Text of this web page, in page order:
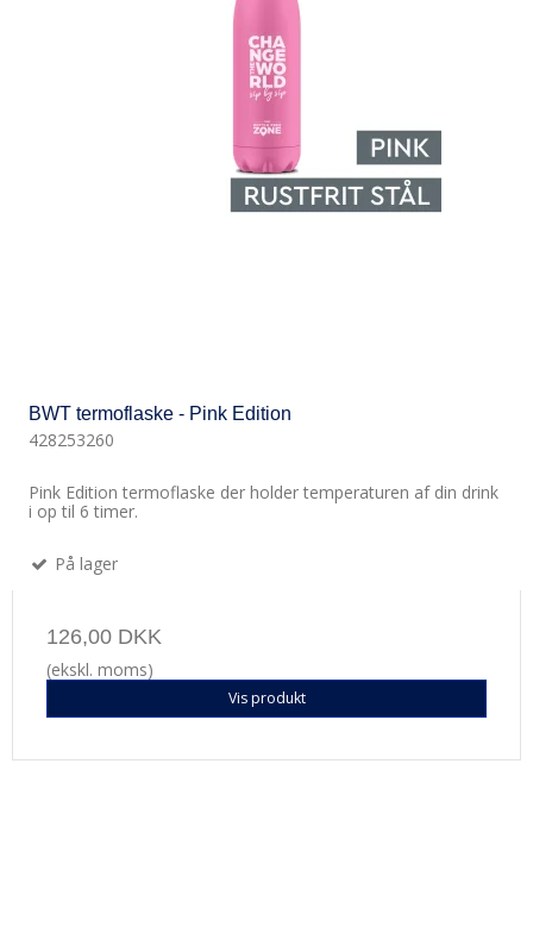
BWT termoflaske - Pink Edition
428253260
Pink Edition termoflaske der holder temperaturen af din drink
i op til 6 timer.
På lager
126,00 DKK
(ekskl. moms)
Vis produkt